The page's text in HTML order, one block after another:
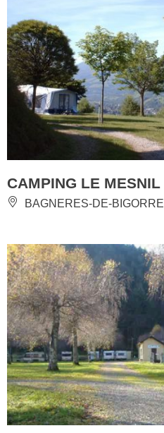
CAMPING LE MESNIL
BAGNERES-DE-BIGORRE